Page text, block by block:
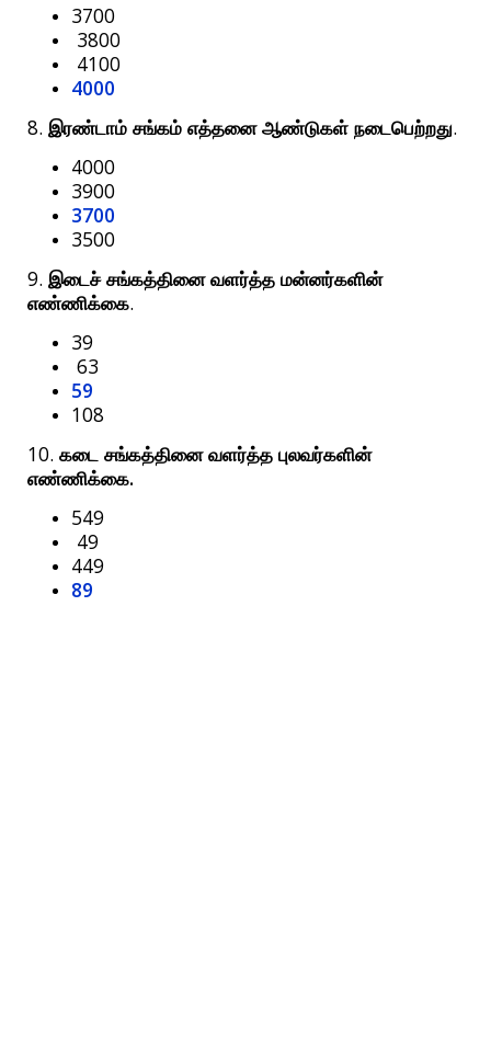
3700
3800
4100
4000
8. இரண்டாம் சங்கம் எத்தனை ஆண்டுகள் நடைபெற்றது.
4000
3900
3700
3500
9. இடைச் சங்கத்தினை வளர்த்த மன்னர்களின்
எண்ணிக்கை.
39
63
59
108
10. கடை சங்கத்தினை வளர்த்த புலவர்களின்
எண்ணிக்கை.
549
49
449
89